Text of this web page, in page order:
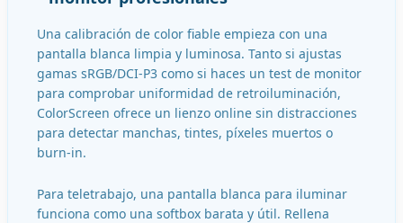
Una calibración de color fiable empieza con una
pantalla blanca limpia y luminosa. Tanto si ajustas
gamas sRGB/DCI-P3 como si haces un test de monitor
para comprobar uniformidad de retroiluminación,
ColorScreen ofrece un lienzo online sin distracciones
para detectar manchas, tintes, píxeles muertos o
burn-in.
Para teletrabajo, una pantalla blanca para iluminar
funciona como una softbox barata y útil. Rellena